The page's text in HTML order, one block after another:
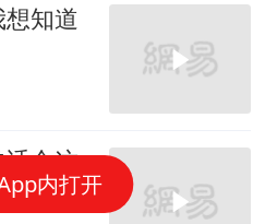
知道
合这
内打开